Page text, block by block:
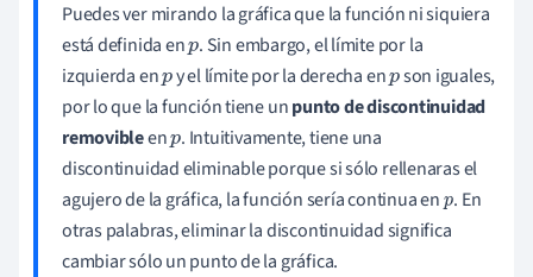
Puedes ver mirando la gráfica que la función ni siquiera
está definida enp. Sin embargo, el límite por la
izquierda enpy el límite por la derecha enpson iguales,
por lo que la función tiene unpunto de discontinuidad
removibleenp. Intuitivamente, tiene una
discontinuidad eliminable porque si sólo rellenaras el
agujero de la gráfica, la función sería continua enp. En
otras palabras, eliminar la discontinuidad significa
cambiar sólo un punto de la gráfica.